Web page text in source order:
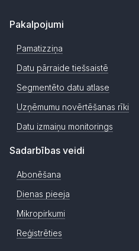
Pakalpojumi
Pamatizziņa
Datu pārraide tiešsaistē
Segmentēto datu atlase
Uzņēmumu novērtēšanas rīki
Datu izmaiņu monitorings
Sadarbības veidi
Abonēšana
Dienas pieeja
Mikropirkumi
Reģistrēties